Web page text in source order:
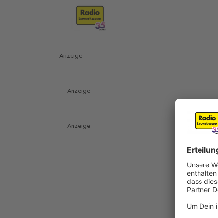
Anzeige
Anzeige
Anzeige